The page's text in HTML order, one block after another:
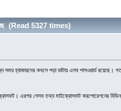
করছ (Read 5327 times)
সময় হ্যাকারদের কবলে পড়া ডাটায় এসব পাসওয়ার্ড
এরপর সেসব তথ্য মাইক্রোসফট করপোরেশনের বিভিন্ন